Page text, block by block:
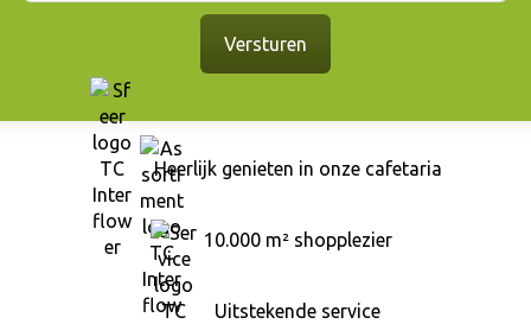
Heerlijk genieten in onze cafetaria
10.000 m² shopplezier
Uitstekende service